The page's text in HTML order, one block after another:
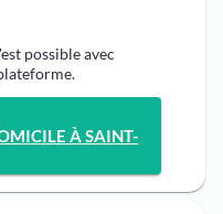
possible avec
À SAINT-